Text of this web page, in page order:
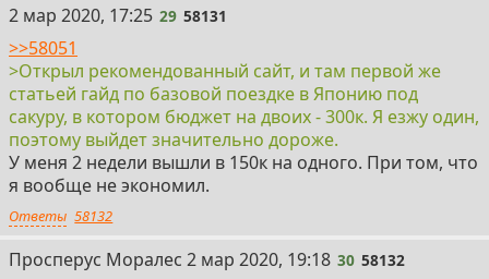
29
2 мар 2020, 17:25 29 58131
>>58051
>Открыл рекомендованный сайт, и там первой же
статьей гайд по базовой поездке в Японию под
сакуру, в котором бюджет на двоих - 300к. Я езжу один,
поэтому выйдет значительно дороже.
У меня 2 недели вышли в 150к на одного. При том, что
я вообще не экономил.
Ответы 58132
Просперус Моралес 30
2 мар 2020, 19:18 30 58132